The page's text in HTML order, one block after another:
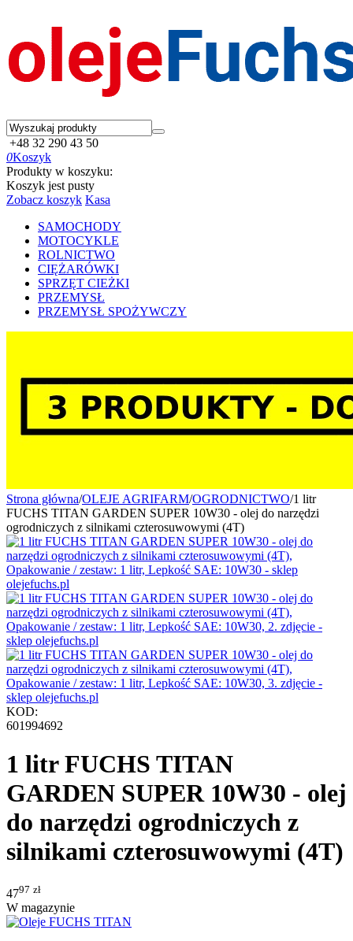
+48 32 290 43 50
0Koszyk
Produkty w koszyku:
Koszyk jest pusty
Zobacz koszyk Kasa
SAMOCHODY
MOTOCYKLE
ROLNICTWO
CIĘŻARÓWKI
SPRZĘT CIEŻKI
PRZEMYSŁ
PRZEMYSŁ SPOŻYWCZY
Strona główna/OLEJE AGRIFARM/OGRODNICTWO/1 litr
FUCHS TITAN GARDEN SUPER 10W30 - olej do narzędzi
ogrodniczych z silnikami czterosuwowymi (4T)
KOD:
601994692
1 litr FUCHS TITAN
GARDEN SUPER 10W30 - olej
do narzędzi ogrodniczych z
silnikami czterosuwowymi (4T)
4797 zł
W magazynie